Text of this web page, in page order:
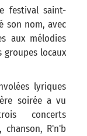
festival saint-
son nom, avec
aux mélodies
groupes locaux
lyriques
soirée a vu
concerts
chanson, R'n'b